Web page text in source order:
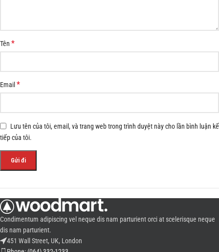
Tên *
Email*
Lưu tên của tôi, email, và trang web trong trình duyệt này cho lần bình luận kế
tiếp của tôi.
Condimentum adipiscing vel neque dis nam parturient orci at scelerisque neque
dis nam parturient.
451 Wall Street, UK, London